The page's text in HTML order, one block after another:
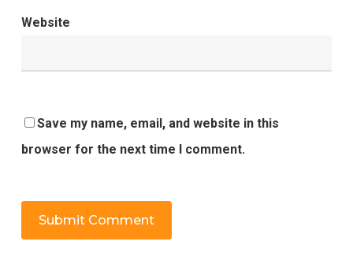
Website
Save my name, email, and website in this
browser for the next time I comment.